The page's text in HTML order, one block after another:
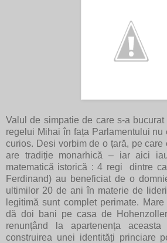
Valul de simpatie de care s-a
regelui Mihai în fața Parlamentului
curios. Desi vorbim de o țară, pe care
are tradiție monarhică – iar aici
matematică istorică : 4 regi dintre
Ferdinand) au beneficiat de o
ultimilor 20 de ani în materie de
legitimă sunt complet perimate.
dă doi bani pe casa de
renunțând la apartenența
construirea unei identități princiare